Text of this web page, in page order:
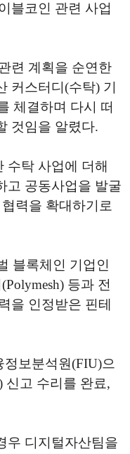
블코인 관련 사업
련 계획을 순연한
커스터디(수탁) 기
체결하며 다시 떠
것임을 알렸다.
수탁 사업에 더해
고 공동사업을 발굴
력을 확대하기로
블록체인 기업인
등과 전
을 인정받은 핀테
보분석원(FIU)으
신고 수리를 완료,
우 디지털자산팀을